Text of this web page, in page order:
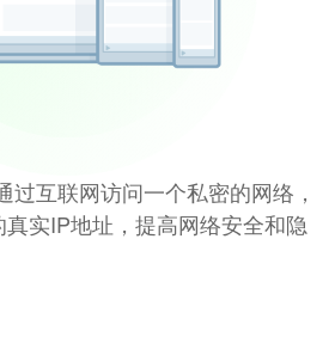
过互联网访问一个私密的网络，
实IP地址，提高网络安全和隐